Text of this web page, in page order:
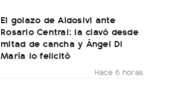
El golazo de Aldosivi ante
Rosario Central: la clavó desde
mitad de cancha y Ángel Di
María lo felicitó
Hace 6 horas